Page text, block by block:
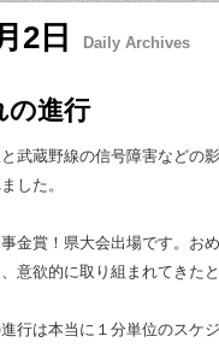
2日 Daily Archives
の進行
武蔵野線の信号障害などの
した。
金賞！県大会出場です。お
意欲的に取り組まれてきた
行は本当に１分単位のスケ